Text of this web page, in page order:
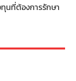
นที่ต้องการรักษา